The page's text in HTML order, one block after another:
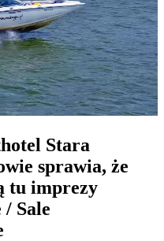
Stara
sprawia, że
tu imprezy
Sale